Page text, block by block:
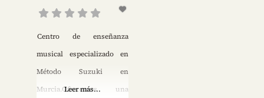
Centro de enseñanza
musical especializado en
Método Suzuki en
Murcia.Ofrecemos una
Leer más...